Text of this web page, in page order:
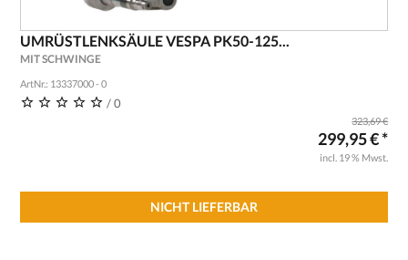
UMRÜSTLENKSÄULE VESPA PK50-125...
MIT SCHWINGE
ArtNr.: 13337000 - 0
/ 0
323,69 €
299,95 € *
incl. 19 % Mwst.
NICHT LIEFERBAR